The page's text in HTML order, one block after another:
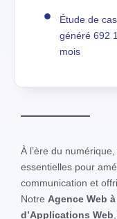
Étude de
généré 692
mois
À l’ère du
essentielles pour
communication et
Notre Agence Web
d’Applications Web